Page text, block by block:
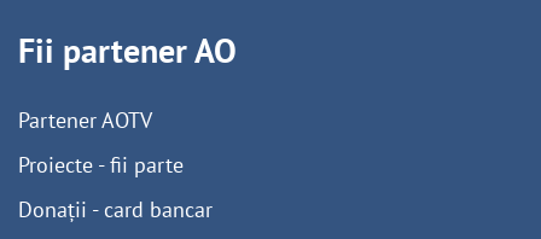
Fii partener AO
Partener AOTV
Proiecte - fii parte
Donații - card bancar